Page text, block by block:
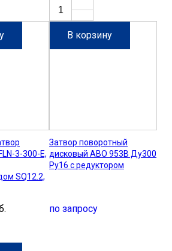
В корзину
3-300-E,
SQ12.2,
Затвор поворотный
дисковый ABO 953B Ду300
Ру16 с редуктором
по запросу